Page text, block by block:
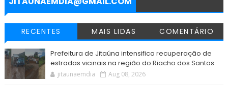
RECENTES MAIS LIDAS COMENTÁRIO
Prefeitura de Jitaúna intensifica recuperação de
estradas vicinais na região do Riacho dos Santos
jitaunaemdia Aug 08, 2026